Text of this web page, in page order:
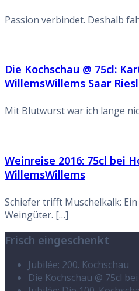
Passion verbindet. Deshalb
Die Kochschau @ 75cl:
WillemsWillems Saar
Mit Blutwurst war ich lange
Weinreise 2016: 75cl bei
WillemsWillems
Schiefer trifft Muschelkalk: Ein
Weingüter. […]
Frisch eingeschenkt
Jubilée: 200. Kochschau
Die Kochschau @ 75cl bei